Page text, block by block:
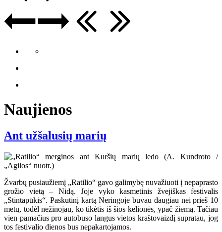
Naujienos
Ant užšalusių marių
Žvarbų pusiaužiemį „Ratilio“ gavo galimybę nuvažiuoti į nepaprasto
grožio vietą – Nidą. Joje vyko kasmetinis žvejiškas festivalis
„Stintapūkis“. Paskutinį kartą Neringoje buvau daugiau nei prieš 10
metų, todėl nežinojau, ko tikėtis iš šios kelionės, ypač žiemą. Tačiau
vien pamačius pro autobuso langus vietos kraštovaizdį supratau, jog
tos festivalio dienos bus nepakartojamos.